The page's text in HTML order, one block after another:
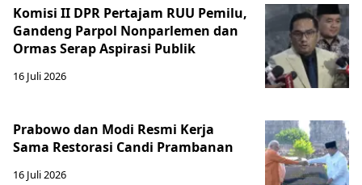
Komisi II DPR Pertajam RUU Pemilu,
Gandeng Parpol Nonparlemen dan
Ormas Serap Aspirasi Publik
16 Juli 2026
Prabowo dan Modi Resmi Kerja
Sama Restorasi Candi Prambanan
16 Juli 2026